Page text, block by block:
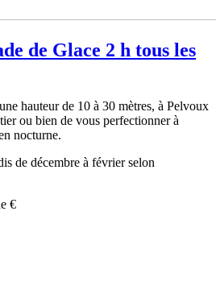
de Glace 2 h tous les
hauteur de 10 à 30 mètres, à Pelvoux
ou bien de vous perfectionner à
nocturne.
de décembre à février selon
€